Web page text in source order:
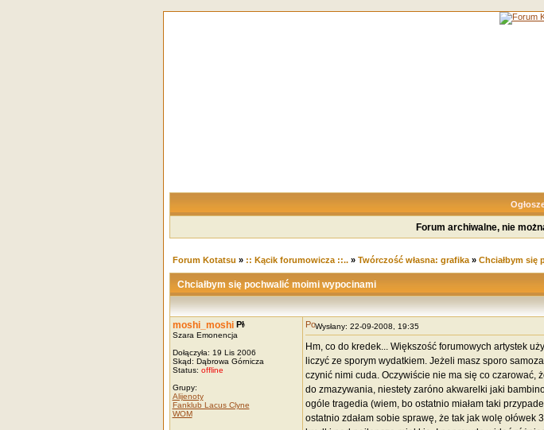
Forum archiwalne, nie
Forum Kotatsu » :: Kącik forumowicza ::..» Twórczość własna: grafika» Chciałbym się
Chciałbym się pochwalić moimi wypocinami
moshi_moshi
Szara Emonencja
Dołączyła: 19 Lis 2006
Skąd: Dąbrowa Górnicza
Status: offline
Grupy:
Alijenoty
Fanklub Lacus Clyne
WOM
Wysłany: 22-09-2008, 19:35
Hm, co do kredek... Większość forumowych artystek
liczyć ze sporym wydatkiem. Jeżeli masz sporo
czynić nimi cuda. Oczywiście nie ma się co czarować,
do zmazywania, niestety zaróno akwarelki jaki
ogóle tragedia (wiem, bo ostatnio miałam taki
ostatnio zdałam sobie sprawę, że tak jak wolę